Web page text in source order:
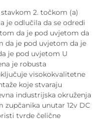
2. točkom (a)
je odlučila da se odredi
da je pod uvjetom da
da je pod uvjetom da je
je pod uvjetom U
je robusta
visokokvalitetne
koje stvaraju
industrijska okruženja
zupčanika unutar 12v DC
tvrde čelične